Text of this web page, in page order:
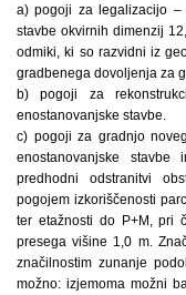
a) pogoji za legalizacijo –
stavbe okvirnih dimenzij
odmiki, ki so razvidni iz
gradbenega dovoljenja za
b) pogoji za
enostanovanjske stavbe.
c) pogoji za gradnjo
enostanovanjske
predhodni odstranitvi
pogojem izkoriščenosti
ter etažnosti do P+M, pri
presega višine 1,0 m.
značilnostim zunanje
možno: izjemoma možni